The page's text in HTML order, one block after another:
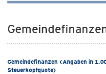
Gemeindefinanzen (Angaben in
Steuerkopfquote)